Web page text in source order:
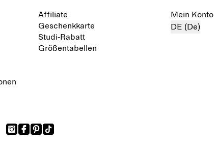
Affiliate
Geschenkkarte
Studi-Rabatt
Größentabellen
Mein Konto
DE (De)